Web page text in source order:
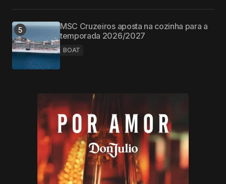
MSC Cruzeiros aposta na cozinha para a
temporada 2026/2027
BOAT